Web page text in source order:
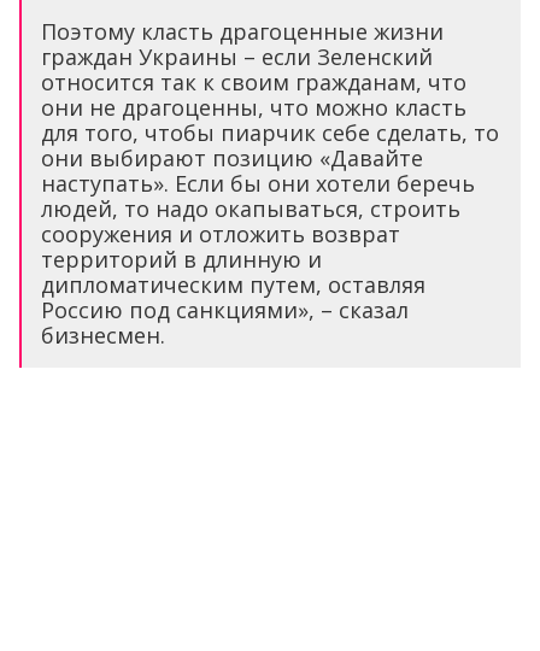
Поэтому класть драгоценные жизни
граждан Украины – если Зеленский
относится так к своим гражданам, что
они не драгоценны, что можно класть
для того, чтобы пиарчик себе сделать, то
они выбирают позицию «Давайте
наступать». Если бы они хотели беречь
людей, то надо окапываться, строить
сооружения и отложить возврат
территорий в длинную и
дипломатическим путем, оставляя
Россию под санкциями», – сказал
бизнесмен.